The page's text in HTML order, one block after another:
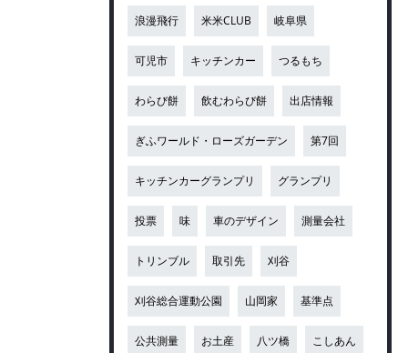
浪漫飛行 米米CLUB 岐阜県
可児市 キッチンカー つるもち
わらび餅 飲むわらび餅 出店情報
ぎふワールド・ローズガーデン 第7回
キッチンカーグランプリ グランプリ
投票 味 車のデザイン 測量会社
トリンブル 取引先 刈谷
刈谷総合運動公園 山岡家 基準点
公共測量 お土産 八ツ橋 こしあん